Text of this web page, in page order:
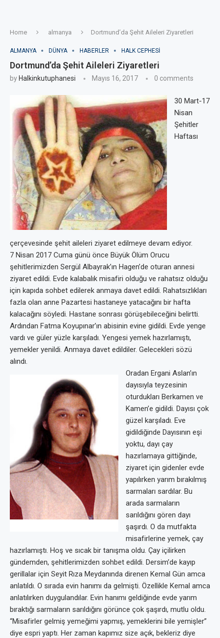
Home almanya Dortmund’da Şehit Aileleri Ziyaretleri
ALMANYA DÜNYA HABERLER HALK CEPHESI
Dortmund’da Şehit Aileleri Ziyaretleri
by Halkinkutuphanesi Mayıs 16, 2017 0 comments
30 Mart-17
Nisan
Şehitler
Haftası
çerçevesinde şehit aileleri ziyaret edilmeye devam ediyor.
7 Nisan 2017 Cuma günü önce Büyük Ölüm Orucu
şehitlerimizden Sergül Albayrak’ın Hagen’de oturan annesi
ziyaret edildi. Evde kalabalık misafiri olduğu ve rahatsız olduğu
için kapıda sohbet edilerek anmaya davet edildi. Rahatsızlıkları
fazla olan anne Pazartesi hastaneye yatacağını bir hafta
kalacağını söyledi. Hastane sonrası görüşebileceğini belirtti.
Ardından Fatma Koyupınar’ın abisinin evine gidildi. Evde yenge
vardı ve güler yüzle karşıladı. Yengesi yemek hazırlamıştı,
yemekler yenildi. Anmaya davet edildiler. Gelecekleri sözü
alındı.
Oradan Ergani Aslan’ın
dayısıyla teyzesinin
oturdukları Berkamen ve
Kamen’e gidildi. Dayısı çok
güzel karşıladı. Eve
gidildiğinde Dayısının eşi
yoktu, dayı çay
hazırlamaya gittiğinde,
ziyaret için gidenler evde
yapılırken yarım bırakılmış
sarmaları sardılar. Bu
arada sarmaların
sarıldığını gören dayı
şaşırdı. O da mutfakta
misafirlerine yemek, çay
hazırlamıştı. Hoş ve sıcak bir tanışma oldu. Çay içilirken
gündemden, şehitlerimizden sohbet edildi. Dersim’de kayıp
gerillalar için Seyit Rıza Meydanında direnen Kemal Gün amca
anlatıldı. O sırada evin hanımı da gelmişti. Özellikle Kemal amca
anlatılırken duygulandılar. Evin hanımı geldiğinde evde yarım
bıraktığı sarmaların sarıldığını görünce çok şaşırdı, mutlu oldu.
“Misafirler gelmiş yemeğimi yapmış, yemeklerini bile yemişler”
diye espri yaptı. Her zaman kapımız size açık, bekleriz diye